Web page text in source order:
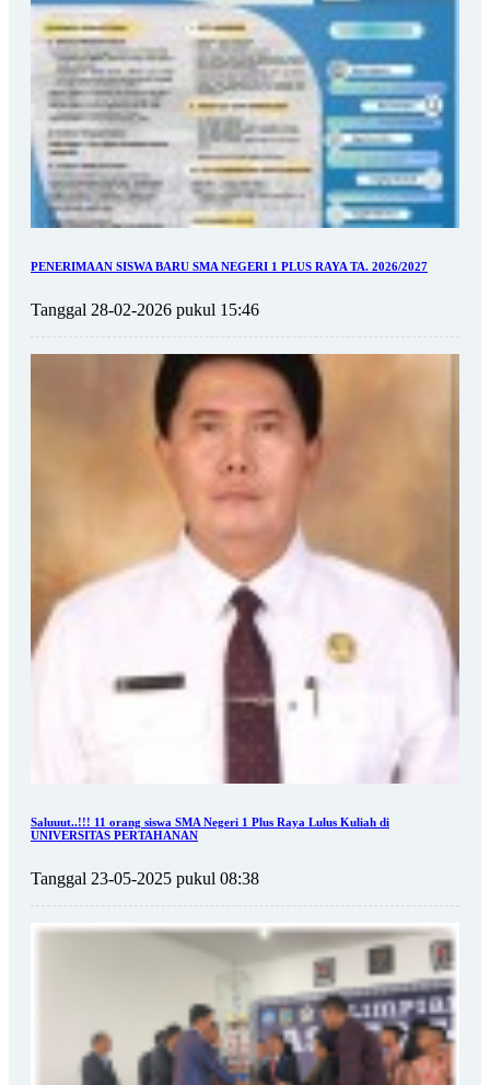
PENERIMAAN SISWA BARU SMA NEGERI 1 PLUS RAYA TA. 2026/2027
Tanggal 28-02-2026 pukul 15:46
Saluuut..!!! 11 orang siswa SMA Negeri 1 Plus Raya Lulus Kuliah di
UNIVERSITAS PERTAHANAN
Tanggal 23-05-2025 pukul 08:38